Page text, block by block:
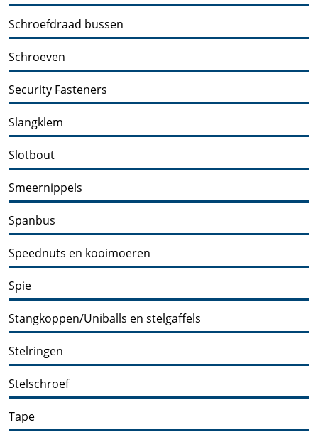
Schroefdraad bussen
Schroeven
Security Fasteners
Slangklem
Slotbout
Smeernippels
Spanbus
Speednuts en kooimoeren
Spie
Stangkoppen/Uniballs en stelgaffels
Stelringen
Stelschroef
Tape